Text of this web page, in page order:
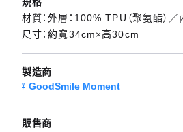
材質：外層：100% TPU（聚氨酯）
尺寸：約寬34cm×高30cm
製造商
GoodSmile Moment
販售商